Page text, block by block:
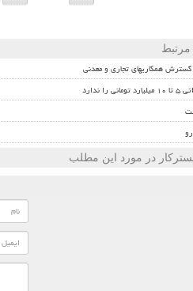
مرتبط
گسترش همکاریهای تجاری و معدنی
در مورد این مطلب